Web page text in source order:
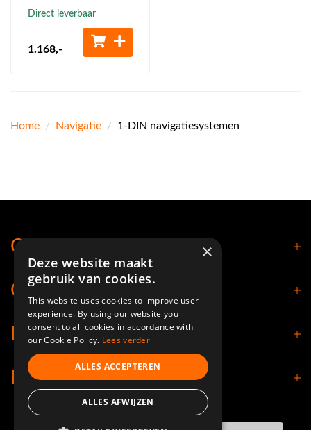
Direct leverbaar
1.168,-
Home / Navigatie / 1-DIN navigatiesystemen
Contact
Openingstijden
Klantenservice
Informatie
×
Deze website maakt
gebruik van cookies.
This website uses cookies to improve user
experience. By using our website you
consent to all cookies in accordance with
our Cookie Policy. Lees verder
ALLES ACCEPTEREN
ALLES AFWIJZEN